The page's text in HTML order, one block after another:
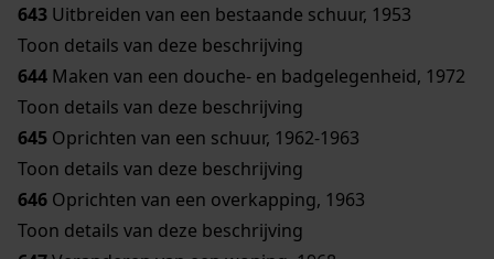
643 Uitbreiden van een bestaande schuur, 1953
Toon details van deze beschrijving
644 Maken van een douche- en badgelegenheid, 1972
Toon details van deze beschrijving
645 Oprichten van een schuur, 1962-1963
Toon details van deze beschrijving
646 Oprichten van een overkapping, 1963
Toon details van deze beschrijving